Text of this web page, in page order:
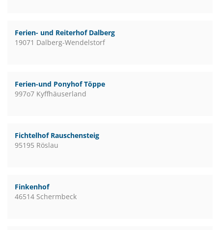
Ferien- und Reiterhof Dalberg
19071 Dalberg-Wendelstorf
Ferien-und Ponyhof Töppe
997o7 Kyffhäuserland
Fichtelhof Rauschensteig
95195 Röslau
Finkenhof
46514 Schermbeck